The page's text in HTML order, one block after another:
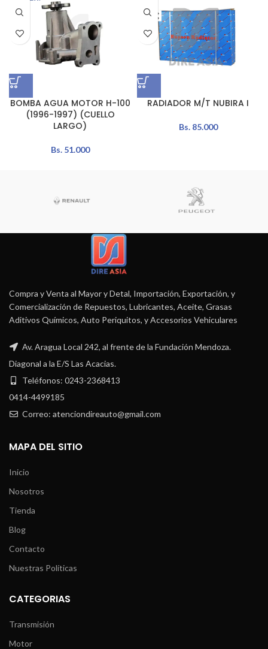
BOMBA AGUA MOTOR H-100
(1996-1997) (CUELLO
LARGO)
Bs.51.000
RADIADOR M/T NUBIRA I
Bs.85.000
Compra y Venta al Mayor y Detal, Importación, Exportación, y
Comercialización de Repuestos, Lubricantes, Aceite, Grasas
Aditivos Químicos, Auto Periquitos, y Accesorios Vehiculares
Av. Aragua Local 242, al frente de la Fundación Mendoza.
Diagonal a la E/S Las Acacias.
Teléfonos: 0243-2368413
0414-4499185
Correo: atenciondireauto@gmail.com
MAPA DEL SITIO
Inicio
Nosotros
Tienda
Blog
Contacto
Nuestras Políticas
CATEGORIAS
Transmisión
Motor